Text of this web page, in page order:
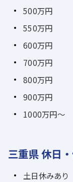
500万円
550万円
600万円
700万円
800万円
900万円
1000万円～
三重県 休日
土日休みあり